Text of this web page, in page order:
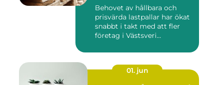
Behovet av hållbara och
prisvärda lastpallar har ökat
snabbt i takt med att fler
företag i Västsveri...
01. jun